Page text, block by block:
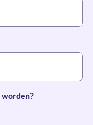
(Vereist)